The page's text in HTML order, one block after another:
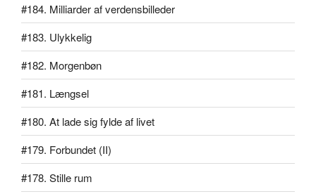
#184. Milliarder af verdensbilleder
#183. Ulykkelig
#182. Morgenbøn
#181. Længsel
#180. At lade sig fylde af livet
#179. Forbundet (II)
#178. Stille rum